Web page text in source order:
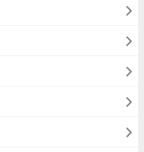




